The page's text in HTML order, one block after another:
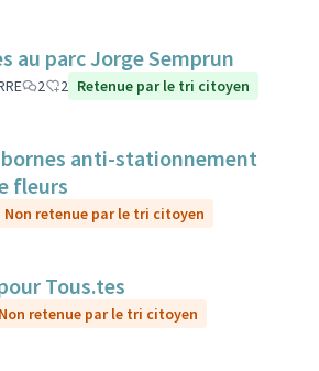
au parc Jorge Semprun
2 2 Retenue par le tri citoyen
bornes anti-stationnement
fleurs
Non retenue par le tri citoyen
Tous.tes
Non retenue par le tri citoyen